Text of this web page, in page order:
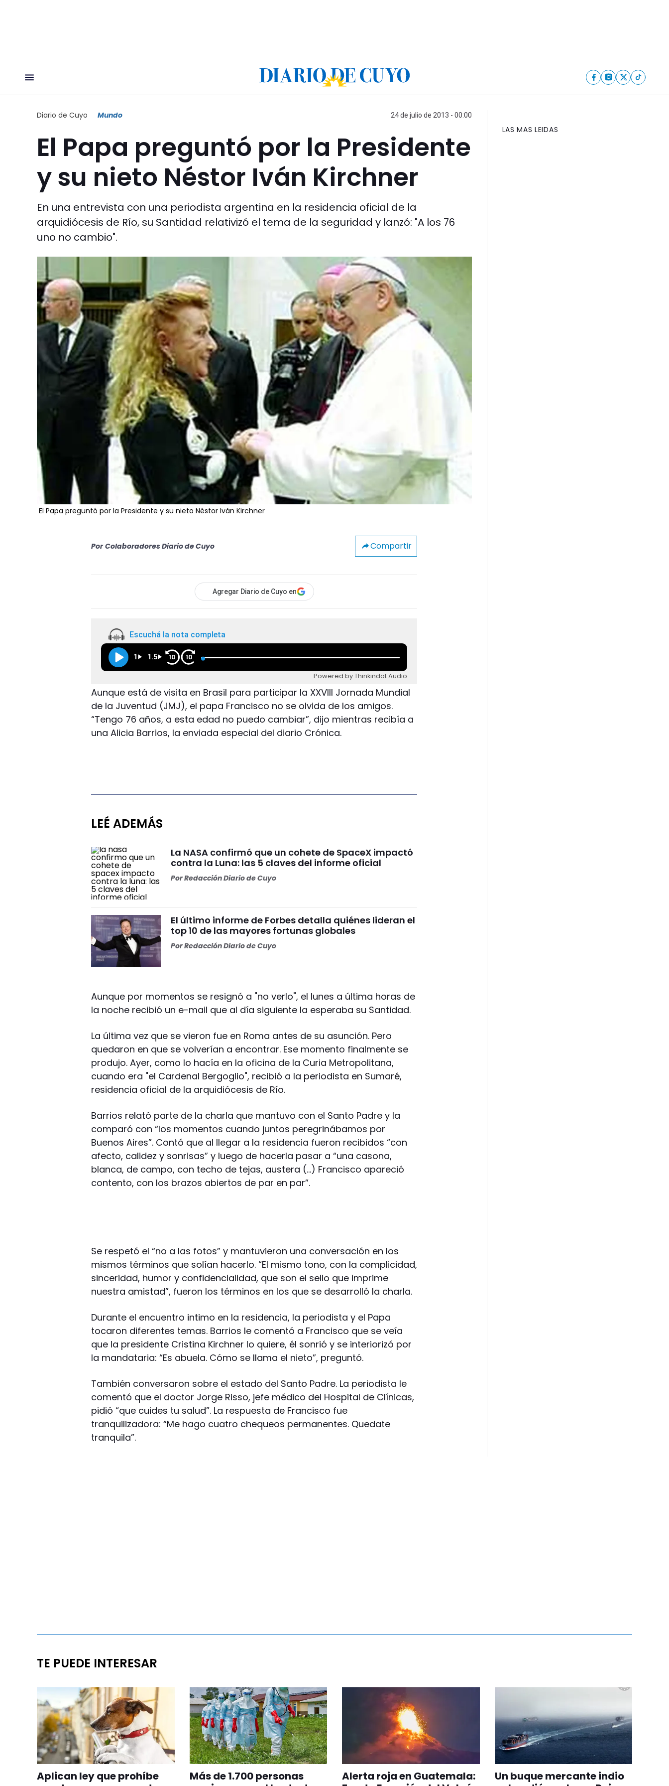
Diario de Cuyo Mundo 24 de julio de 2013 - 00:00
El Papa preguntó por la Presidente
y su nieto Néstor Iván Kirchner
En una entrevista con una periodista argentina en la residencia oficial de la
arquidiócesis de Río, su Santidad relativizó el tema de la seguridad y lanzó: "A los 76
uno no cambio".
El Papa preguntó por la Presidente y su nieto Néstor Iván Kirchner
Por Colaboradores Diario de Cuyo Compartir
Agregar Diario de Cuyo en
Escuchá la nota completa
1 1.5 10 10
Powered by Thinkindot Audio
Aunque está de visita en Brasil para participar la XXVIII Jornada Mundial
de la Juventud (JMJ), el papa Francisco no se olvida de los amigos.
“Tengo 76 años, a esta edad no puedo cambiar”, dijo mientras recibía a
una Alicia Barrios, la enviada especial del diario Crónica.
LEÉ ADEMÁS
La NASA confirmó que un cohete de SpaceX impactó
contra la Luna: las 5 claves del informe oficial
PorRedacción Diario de Cuyo
El último informe de Forbes detalla quiénes lideran el
top 10 de las mayores fortunas globales
PorRedacción Diario de Cuyo
Aunque por momentos se resignó a "no verlo", el lunes a última horas de
la noche recibió un e-mail que al día siguiente la esperaba su Santidad.
La última vez que se vieron fue en Roma antes de su asunción. Pero
quedaron en que se volverían a encontrar. Ese momento finalmente se
produjo. Ayer, como lo hacía en la oficina de la Curia Metropolitana,
cuando era "el Cardenal Bergoglio", recibió a la periodista en Sumaré,
residencia oficial de la arquidiócesis de Río.
Barrios relató parte de la charla que mantuvo con el Santo Padre y la
comparó con “los momentos cuando juntos peregrinábamos por
Buenos Aires”. Contó que al llegar a la residencia fueron recibidos “con
afecto, calidez y sonrisas” y luego de hacerla pasar a “una casona,
blanca, de campo, con techo de tejas, austera (…) Francisco apareció
contento, con los brazos abiertos de par en par”.
Se respetó el “no a las fotos” y mantuvieron una conversación en los
mismos términos que solían hacerlo. “El mismo tono, con la complicidad,
sinceridad, humor y confidencialidad, que son el sello que imprime
nuestra amistad”, fueron los términos en los que se desarrolló la charla.
Durante el encuentro intimo en la residencia, la periodista y el Papa
tocaron diferentes temas. Barrios le comentó a Francisco que se veía
que la presidente Cristina Kirchner lo quiere, él sonrió y se interiorizó por
la mandataria: “Es abuela. Cómo se llama el nieto”, preguntó.
También conversaron sobre el estado del Santo Padre. La periodista le
comentó que el doctor Jorge Risso, jefe médico del Hospital de Clínicas,
pidió “que cuides tu salud”. La respuesta de Francisco fue
tranquilizadora: “Me hago cuatro chequeos permanentes. Quedate
tranquila”.
LAS MAS LEIDAS
TE PUEDE INTERESAR
Aplican ley que prohíbe
Más de 1.700 personas
Alerta roja en Guatemala:
Un buque mercante indio